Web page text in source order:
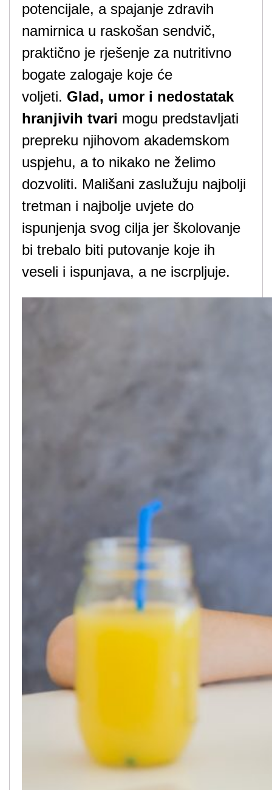
potencijale, a spajanje zdravih
namirnica u raskošan sendvič,
praktično je rješenje za nutritivno
bogate zalogaje koje će
voljeti. Glad, umor i nedostatak
hranjivih tvari mogu predstavljati
prepreku njihovom akademskom
uspjehu, a to nikako ne želimo
dozvoliti. Mališani zaslužuju najbolji
tretman i najbolje uvjete do
ispunjenja svog cilja jer školovanje
bi trebalo biti putovanje koje ih
veseli i ispunjava, a ne iscrpljuje.